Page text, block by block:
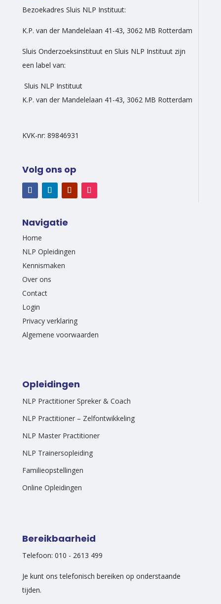
Bezoekadres Sluis NLP Instituut:
K.P. van der Mandelelaan 41-43, 3062 MB Rotterdam
Sluis Onderzoeksinstituut en Sluis NLP Instituut zijn
een label van:
Sluis NLP Instituut
K.P. van der Mandelelaan 41-43, 3062 MB Rotterdam
KVK-nr: 89846931
Volg ons op
Navigatie
Home
NLP Opleidingen
Kennismaken
Over ons
Contact
Login
Privacy verklaring
Algemene voorwaarden
Opleidingen
NLP Practitioner Spreker & Coach
NLP Practitioner – Zelfontwikkeling
NLP Master Practitioner
NLP Trainersopleiding
Familieopstellingen
Online Opleidingen
Bereikbaarheid
Telefoon: 010 - 2613 499
Je kunt ons telefonisch bereiken op onderstaande
tijden.